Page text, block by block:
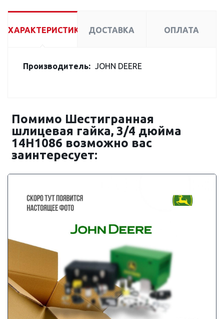
ХАРАКТЕРИСТИКИ ДОСТАВКА ОПЛАТА
Производитель: JOHN DEERE
Помимо Шестигранная
шлицевая гайка, 3/4 дюйма
14H1086 возможно вас
заинтересует: